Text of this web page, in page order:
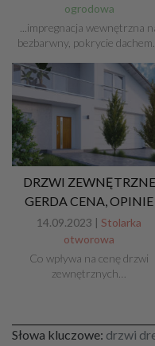
ogrodowa
...impregnacja wewnętrzna
bezbarwny, pokrycie
DRZWI ZEWNĘTRZNE
GERDA CENA, OPINIE
14.09.2023 | Stolarka
otworowa
Co wpływa na cenę drzwi
zewnętrznych…
Słowa kluczowe: drzwi